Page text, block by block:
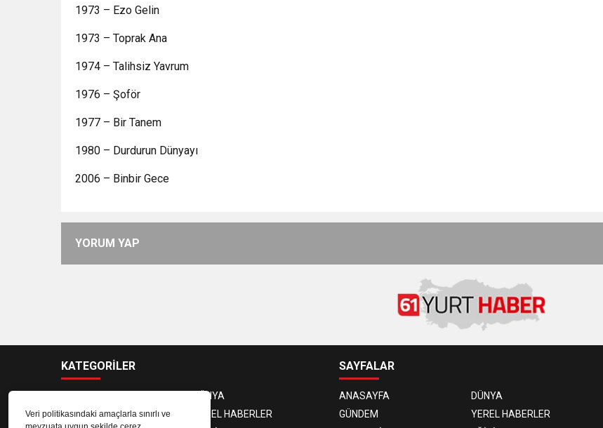
Veri politikasındaki amaçlarla sınırlı ve
1973 – Ezo Gelin
1973 – Toprak Ana
1974 – Talihsiz Yavrum
1976 – Şoför
1977 – Bir Tanem
1980 – Durdurun Dünyayı
2006 – Binbir Gece
YORUM YAP
KATEGORİLER
DÜNYA
GÜNDEM
YEREL HABERLER
SAYFALAR
ANASAYFA
DÜNYA
GÜNDEM
YEREL HABERLER